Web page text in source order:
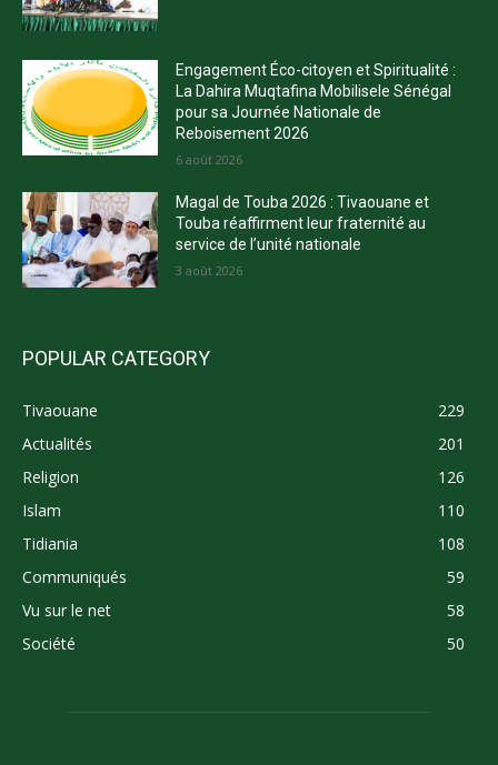
Engagement Éco-citoyen et Spiritualité :
La Dahira Muqtafina Mobilisele Sénégal
pour sa Journée Nationale de
Reboisement 2026
6 août 2026
Magal de Touba 2026 : Tivaouane et
Touba réaffirment leur fraternité au
service de l’unité nationale
3 août 2026
POPULAR CATEGORY
Tivaouane
229
Actualités
201
Religion
126
Islam
110
Tidiania
108
Communiqués
59
Vu sur le net
58
Société
50